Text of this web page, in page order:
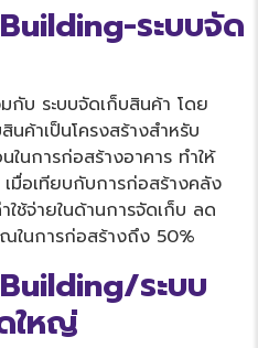
ระบบจัด
กับ ระบบจัดเก็บสินค้า โดย
ค้าเป็นโครงสร้างสำหรับ
นการก่อสร้างอาคาร ทำให้
เมื่อเทียบกับการก่อสร้างคลัง
ช้จ่ายในด้านการจัดเก็บ ลด
ณในการก่อสร้างถึง 50%
ระบบ
ใหญ่